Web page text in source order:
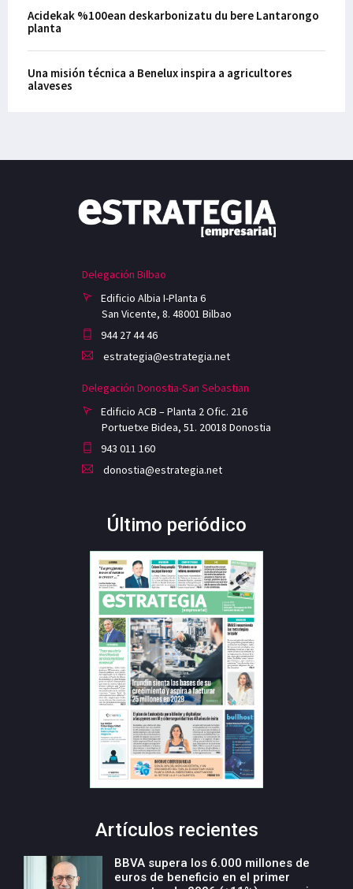
Acidekak %100ean deskarbonizatu du bere Lantarongo
planta
Una misión técnica a Benelux inspira a agricultores
alaveses
Delegación Bilbao
Edificio Albia I-Planta 6
San Vicente, 8. 48001 Bilbao
944 27 44 46
estrategia@estrategia.net
Delegación Donostia-San Sebastian
Edificio ACB – Planta 2 Ofic. 216
Portuetxe Bidea, 51. 20018 Donostia
943 011 160
donostia@estrategia.net
Último periódico
Artículos recientes
BBVA supera los 6.000 millones de
euros de beneficio en el primer